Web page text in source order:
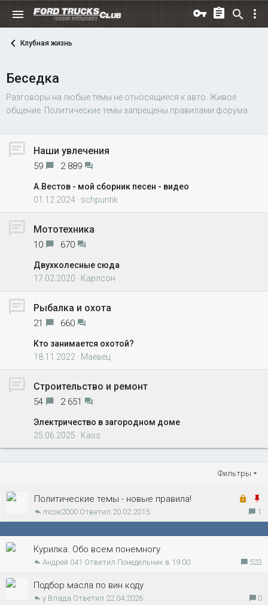
Клубная жизнь
Беседка
Разговоры на любые темы не относящиеся к авто. Живое
общение. Политические темы запрещены правилами форума.
Наши увлечения
59 2 889
А.Вестов - мой сборник песен - видео
01.12.2024
schpuntik
Мототехника
10 670
Двухколесные сюда
17.02.2020
Карлсон
Рыбалка и охота
21 660
Кто занимается охотой?
18.11.2022
Маевец
Строительство и ремонт
54 2 651
Электричество в загородном доме
25.06.2025
Kass
Фильтры
а
е
Политические темы - новые правила!
1
20.02.2015
mcse2000
Курилка. Обо всем понемногу
523
Понедельник в 19:00
Андрей 041
Подбор масла по вин коду
0
22.04.2026
у Влада